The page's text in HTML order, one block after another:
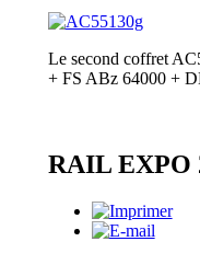
Le second coffret
+ FS ABz 64000 +
RAIL EXPO